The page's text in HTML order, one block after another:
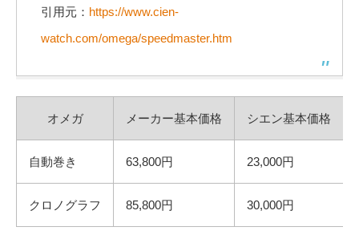
引用元： https://www.cien-
watch.com/omega/speedmaster.htm
オメガ メーカー基本価格 シエン基本価格
自動巻き 63,800円 23,000円
クロノグラフ 85,800円 30,000円